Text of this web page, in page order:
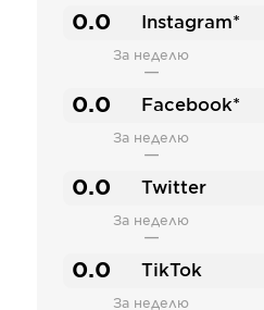
0.0 Instagram*
За неделю
—
0.0 Facebook*
За неделю
—
0.0 Twitter
За неделю
—
0.0 TikTok
За неделю